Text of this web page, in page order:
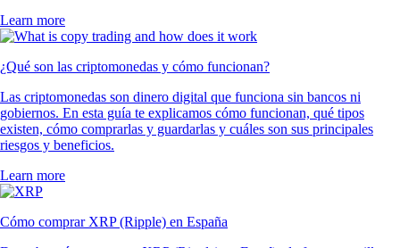
Learn more
¿Qué son las criptomonedas y cómo funcionan?
Las criptomonedas son dinero digital que funciona sin bancos ni
gobiernos. En esta guía te explicamos cómo funcionan, qué tipos
existen, cómo comprarlas y guardarlas y cuáles son sus principales
riesgos y beneficios.
Learn more
Cómo comprar XRP (Ripple) en España